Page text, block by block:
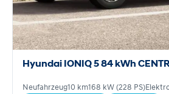
Hyundai IONIQ 5 84 kWh
Neufahrzeug10 km168 kW (228 PS)